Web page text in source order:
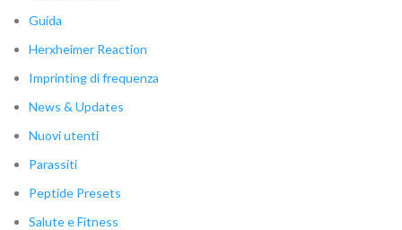
Guida
Herxheimer Reaction
Imprinting di frequenza
News & Updates
Nuovi utenti
Parassiti
Peptide Presets
Salute e Fitness